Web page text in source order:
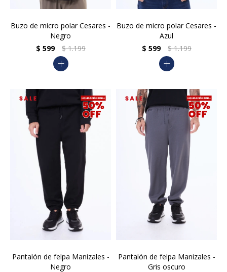
Buzo de micro polar Cesares -
Negro
$ 599 $ 1.199
add
Buzo de micro polar Cesares -
Azul
$ 599 $ 1.199
add
Pantalón de felpa Manizales -
Negro
Pantalón de felpa Manizales -
Gris oscuro